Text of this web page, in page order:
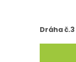
Dráha č.3